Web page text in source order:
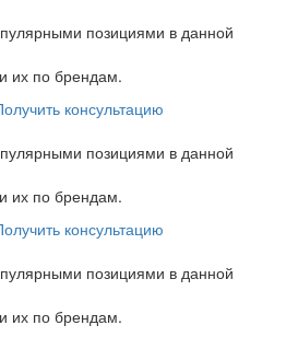
позициями в данной
их по брендам.
консультацию
позициями в данной
их по брендам.
консультацию
позициями в данной
их по брендам.